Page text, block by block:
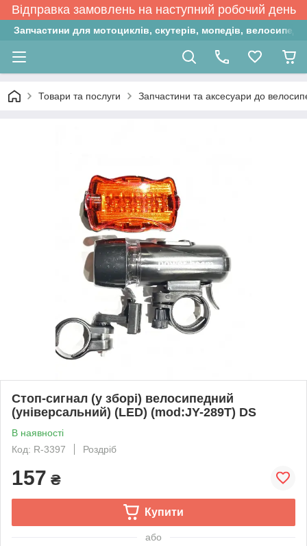
Відправка замовлень на наступний робочий день
Запчастини для мотоциклів, скутерів, мопедів,
Товари та послуги Запчастини та аксесуари до
Стоп-сигнал (у зборі) велосипедний
(універсальний) (LED) (mod:JY-289T) DS
В наявності
Код: R-3397
Роздріб
157 ₴
Купити
або